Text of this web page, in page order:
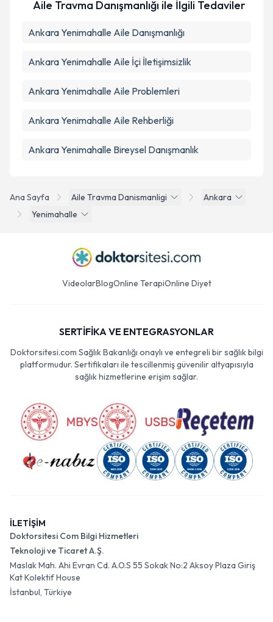
Ana Sayfa Aile Travma Danismanligi
Ankara
Yenimahalle
Aile Travma Danışmanlığı ile İlgili Tedaviler
Ankara Yenimahalle Aile Danışmanlığı
Ankara Yenimahalle Aile İçi İletişimsizlik
Ankara Yenimahalle Aile Problemleri
Ankara Yenimahalle Aile Rehberliği
Ankara Yenimahalle Bireysel Danışmanlık
VideolarBlogOnline TerapiOnline Diyet
SERTİFİKA VE ENTEGRASYONLAR
Doktorsitesi.com Sağlık Bakanlığı onaylı ve entegreli bir sağlık bilgi
platformudur. Sertifikaları ile tescillenmiş güvenilir altyapısıyla
sağlık hizmetlerine erişim sağlar.
İLETİŞİM
Doktorsitesi Com Bilgi Hizmetleri
Teknoloji ve Ticaret A.Ş.
Maslak Mah. Ahi Evran Cd. A.O.S 55 Sokak No:2 Aksoy Plaza Giriş
Kat Kolektif House
İstanbul, Türkiye